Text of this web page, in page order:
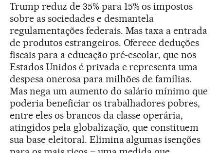
Trump reduz de 35% para 15% os impostos
sobre as sociedades e desmantela
regulamentações federais. Mas taxa a entrada
de produtos estrangeiros. Oferece deduções
fiscais para a educação pré-escolar, que nos
Estados Unidos é privada e representa uma
despesa onerosa para milhões de famílias.
Mas nega um aumento do salário mínimo que
poderia beneficiar os trabalhadores pobres,
entre eles os brancos da classe operária,
atingidos pela globalização, que constituem
sua base eleitoral. Elimina algumas isenções